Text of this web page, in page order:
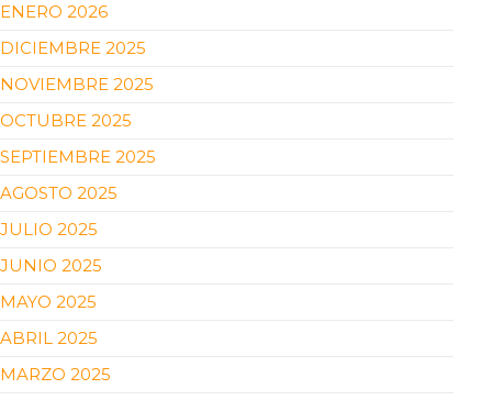
ENERO 2026
DICIEMBRE 2025
NOVIEMBRE 2025
OCTUBRE 2025
SEPTIEMBRE 2025
AGOSTO 2025
JULIO 2025
JUNIO 2025
MAYO 2025
ABRIL 2025
MARZO 2025